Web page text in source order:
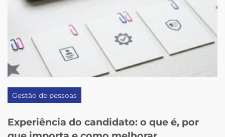
Gestão de pessoas
Experiência do candidato: o que é, por